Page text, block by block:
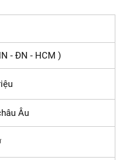
- ĐN - HCM )
Âu